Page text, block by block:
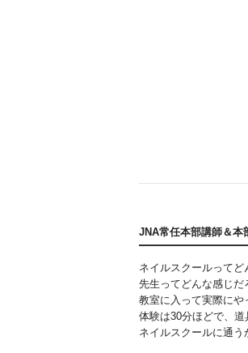
JNA常任本部講師＆本
ネイルスクールってど
先生ってどんな感じだ
教室に入って実際にや
体験は30分ほどで、
ネイルスクールに通う